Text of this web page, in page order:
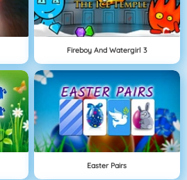
Fireboy And Watergirl 3
Easter Pairs